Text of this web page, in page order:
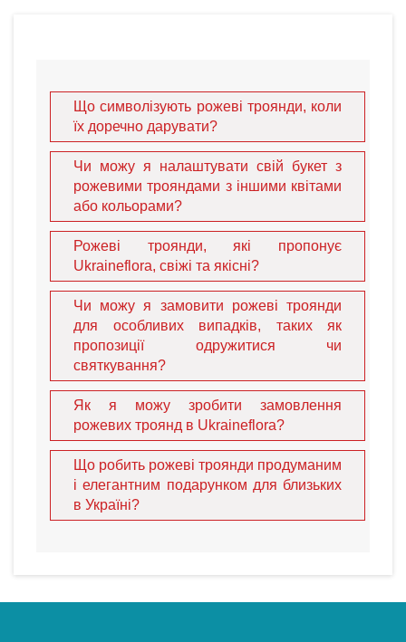
Переваги замовлення
рожевих троянд в
Ukraineflora
У нашому каталозі ви завжди знайдете найсвіжіші квіти
для вишуканого знаку уваги. Рожеві троянди чудово
поєднуються майже з будь-якими іншими квітами,
залишаючи простір для флористичної фантазії. Ми
гарантуємо швидку доставку вашого
ідеального подарункаотримувачам у таких містах, як
НікопольабоКам'янське
. Для вашої зручності ми
приймаємо: Credit cards, Google Pay, Apple Pay, PayPal,
USDT, Bank wire.
Поширені запитання (FAQ)
1. Що означають рожеві троянди в подарунок?
Це символ грації та елегантності. Світло-рожеві
троянди дарують на початку знайомства, а
насичено-рожеві — як символ вдячності.
криптовалютою?
Що символізують рожеві троянди, коли
їх доречно дарувати?
Чи можу я налаштувати свій букет з
рожевими трояндами з іншими квітами
або кольорами?
Рожеві троянди, які пропонує
Ukraineflora, свіжі та якісні?
Чи можу я замовити рожеві троянди
для особливих випадків, таких як
пропозиції одружитися чи
святкування?
Як я можу зробити замовлення
рожевих троянд в Ukraineflora?
Що робить рожеві троянди продуманим
і елегантним подарунком для близьких
в Україні?